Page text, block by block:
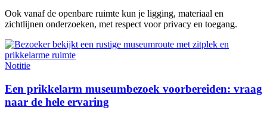
Ook vanaf de openbare ruimte kun je ligging, materiaal en
zichtlijnen onderzoeken, met respect voor privacy en toegang.
Notitie
Een prikkelarm museumbezoek voorbereiden: vraag
naar de hele ervaring